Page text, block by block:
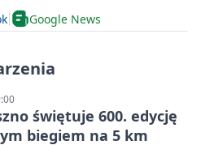
Google News
świętuje 600. edycję
biegiem na 5 km